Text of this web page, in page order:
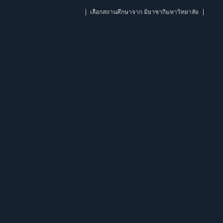
เลือกสถานศึกษาจาก มิยาซากิมหาวิทยาลัย